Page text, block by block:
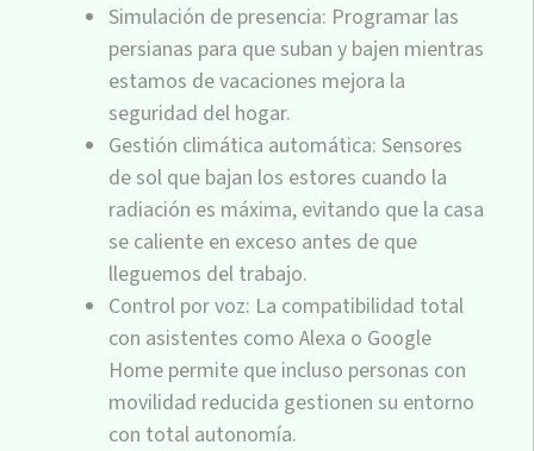
Simulación de presencia: Programar las
persianas para que suban y bajen mientras
estamos de vacaciones mejora la
seguridad del hogar.
Gestión climática automática: Sensores
de sol que bajan los estores cuando la
radiación es máxima, evitando que la casa
se caliente en exceso antes de que
lleguemos del trabajo.
Control por voz: La compatibilidad total
con asistentes como Alexa o Google
Home permite que incluso personas con
movilidad reducida gestionen su entorno
con total autonomía.